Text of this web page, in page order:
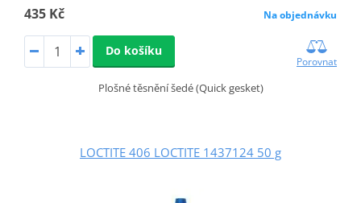
435 Kč Na objednávku
Do košíku
Porovnat
Plošné těsnění šedé (Quick gesket)
LOCTITE 406 LOCTITE 1437124 50 g